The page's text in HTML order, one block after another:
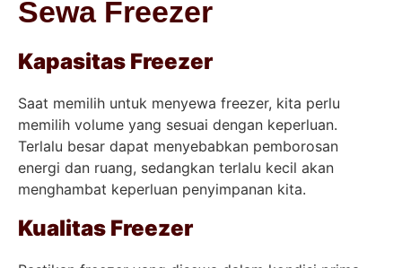
Sewa Freezer
Kapasitas Freezer
Saat memilih untuk menyewa freezer, kita perlu
memilih volume yang sesuai dengan keperluan.
Terlalu besar dapat menyebabkan pemborosan
energi dan ruang, sedangkan terlalu kecil akan
menghambat keperluan penyimpanan kita.
Kualitas Freezer